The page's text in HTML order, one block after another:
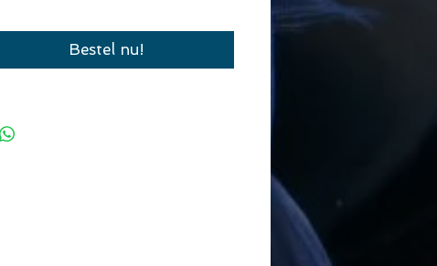
Bestel nu!